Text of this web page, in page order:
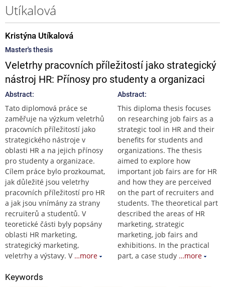
Utíkalová
Kristýna Utíkalová
Master's thesis
Veletrhy pracovních příležitostí jako strategický
nástroj HR: Přínosy pro studenty a organizaci
Abstract:
Tato diplomová práce se
zaměřuje na výzkum veletrhů
pracovních příležitostí jako
strategického nástroje v
oblasti HR a na jejich přínosy
pro studenty a organizace.
Cílem práce bylo prozkoumat,
jak důležité jsou veletrhy
pracovních příležitostí pro HR
a jak jsou vnímány za strany
recruiterů a studentů. V
teoretické části byly popsány
oblasti HR marketing,
strategický marketing,
veletrhy a výstavy. V …more
Abstract:
This diploma thesis focuses
on researching job fairs as a
strategic tool in HR and their
benefits for students and
organizations. The thesis
aimed to explore how
important job fairs are for HR
and how they are perceived
on the part of recruiters and
students. The theoretical part
described the areas of HR
marketing, strategic
marketing, job fairs and
exhibitions. In the practical
part, a case study …more
Keywords